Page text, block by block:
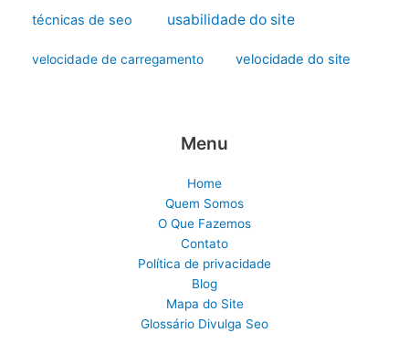
técnicas de seo usabilidade do site
velocidade de carregamento velocidade do site
Menu
Home
Quem Somos
O Que Fazemos
Contato
Política de privacidade
Blog
Mapa do Site
Glossário Divulga Seo